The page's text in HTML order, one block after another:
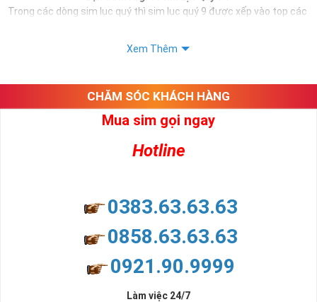
Trong các dòng sim lục quý thì sim lục quý 9 được xếp vào top các
đẳng cấp cũng như vị thế của mình.
Sim Lục Quý 7 - "Sim Đẳng cấp - Số Doanh nhân"
Sim Lục Quý 9 có ý nghĩa gì?
Sim lục quý 9 gồm 6 số 9 năm đuôi số điện thoại ví như rồng cuộn,
Xa xưa số 9 còn là tiêu chí xây dựng lăng tẩm, vua chúa tiêu biểu
Xem Thêm
CHĂM SÓC KHÁCH HÀNG
Mua sim gọi ngay
Hotline
0383.63.63.63
0858.63.63.63
0921.90.9999
Làm việc 24/7